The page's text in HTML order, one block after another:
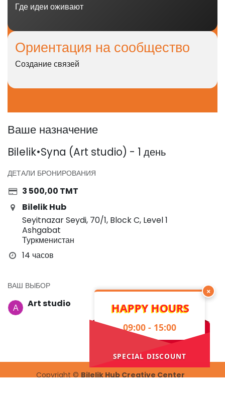
Где идеи оживают
Ориентация на сообщество
Создание связей
Ваше назначение
Bilelik•Syna (Art studio) - 1 день
ДЕТАЛИ БРОНИРОВАНИЯ
3 500,00 TMT
Bilelik Hub
Seyitnazar Seydi, 70/1, Block C, Level 1
Ashgabat
Туркменистан
14 часов
ВАШ ВЫБОР
Art studio
Copyright ©Bilelik Hub Creative Center
×
HAPPY HOURS
09:00 - 15:00
SPECIAL DISCOUNT